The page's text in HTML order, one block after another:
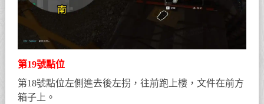
第19號點位
第18號點位左側進去後左拐，往前跑上樓，文件在前方
箱子上。